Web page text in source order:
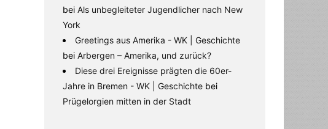
bei Als unbegleiteter Jugendlicher nach New
York
Greetings aus Amerika - WK | Geschichte
bei Arbergen – Amerika, und zurück?
Diese drei Ereignisse prägten die 60er-
Jahre in Bremen - WK | Geschichte bei
Prügelorgien mitten in der Stadt